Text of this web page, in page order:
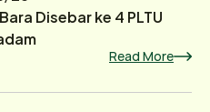
Disebar ke 4 PLTU
Read More